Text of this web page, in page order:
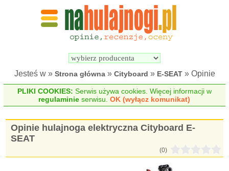
Wyszukiwarka
elektrycznych
Jesteś w » Strona główna» Cityboard » E-SEAT» Opinie
PLIKI COOKIES: Serwis używa cookies. Więcej informacji w
regulaminie serwisu.OK (wyłącz komunikat)
Opinie hulajnoga elektryczna Cityboard E-
SEAT
(0)